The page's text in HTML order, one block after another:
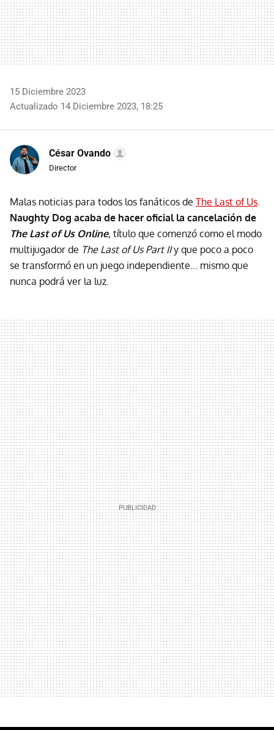
15 Diciembre 2023
Actualizado 14 Diciembre 2023, 18:25
César Ovando
Director
Malas noticias para todos los fanáticos de The Last of Us.
Naughty Dog acaba de hacer oficial la cancelación de
The Last of Us Online, título que comenzó como el modo
multijugador de The Last of Us Part IIy que poco a poco
se transformó en un juego independiente... mismo que
nunca podrá ver la luz.